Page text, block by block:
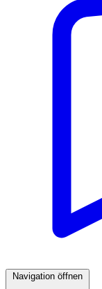
Navigation öffnen